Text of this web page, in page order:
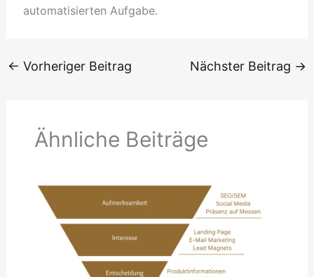
automatisierten Aufgabe.
← Vorheriger Beitrag Nächster Beitrag →
Ähnliche Beiträge